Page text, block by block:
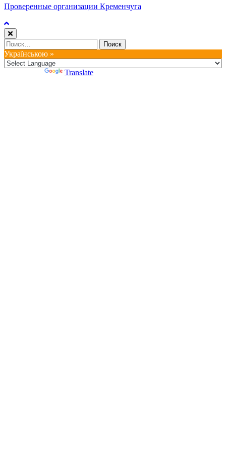
Проверенные организации Кременчуга
Найти:
Українською »
Translate